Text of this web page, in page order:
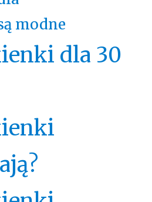
modne
dla 30